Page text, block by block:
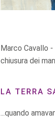
Marco Cavallo
chiusura dei
LA TERRA
...quando